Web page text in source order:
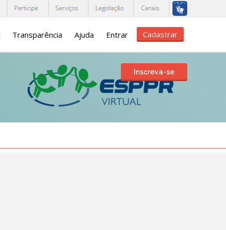
Transparência Ajuda Entrar Cadastrar
Inscreva-se